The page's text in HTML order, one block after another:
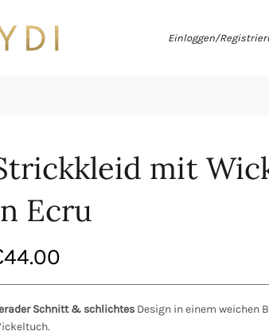
Einloggen/
mit
Ecru
44.00
Schnitt & schlichtes Design in einem weichen